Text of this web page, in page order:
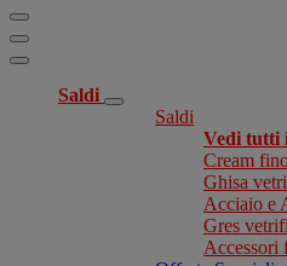
Saldi
Saldi
Vedi tutti
Cream
Ghisa
Acciaio e
Gres
Accessori